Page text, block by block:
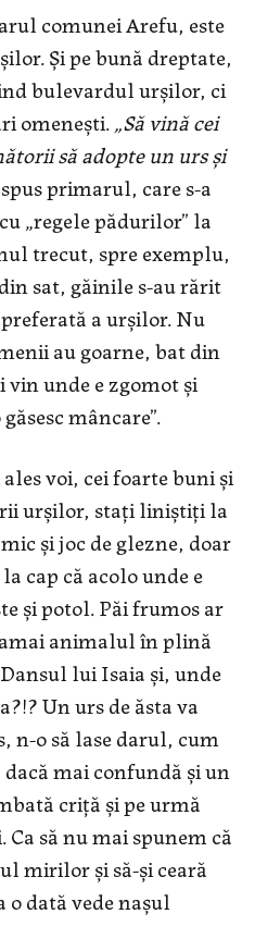
comunei Arefu, este
Și pe bună dreptate,
bulevardul urșilor, ci
omenești.„Să vină cei
să adopte un urs și
primarul, care s-a
„regele pădurilor” la
trecut, spre exemplu,
sat, găinile s-au rărit
a urşilor. Nu
au goarne, bat din
vin unde e zgomot şi
mâncare”.
voi, cei foarte buni și
urșilor, stați liniștiți la
și joc de glezne, doar
cap că acolo unde e
și potol. Păi frumos ar
animalul în plină
lui Isaia și, unde
Un urs de ăsta va
n-o să lase darul, cum
mai confundă și un
criță și pe urmă
să nu mai spunem că
mirilor și să-și ceară
dată vede nașul